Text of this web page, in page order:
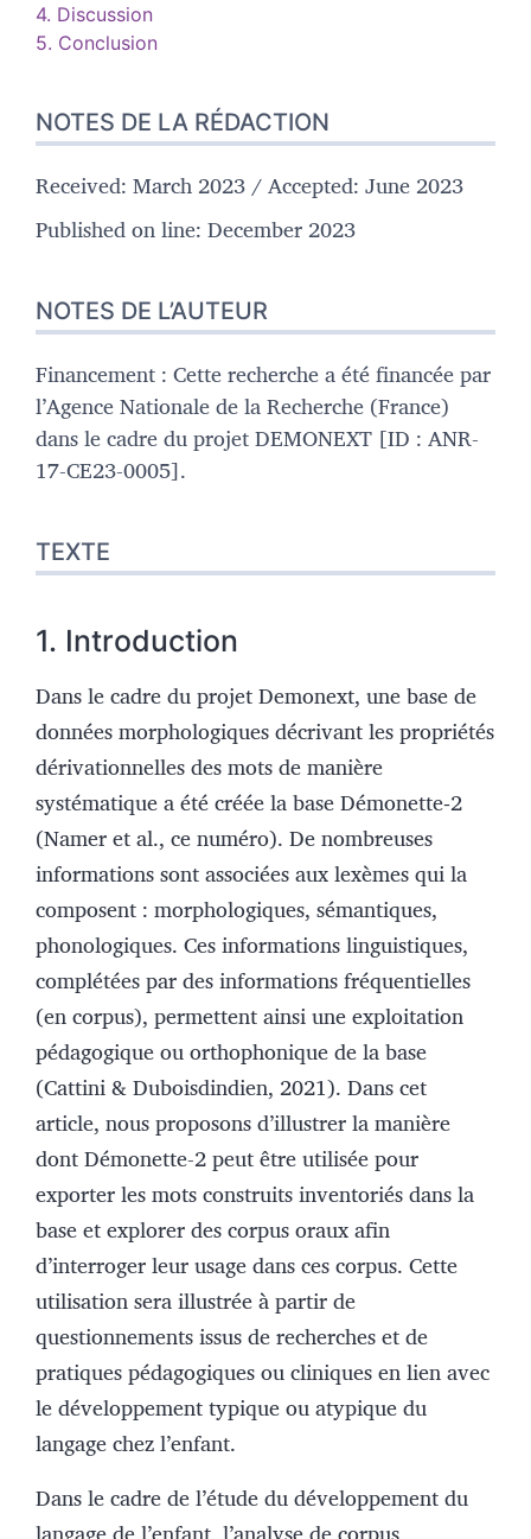
4. Discussion
5. Conclusion
NOTES DE LA RÉDACTION
Received: March 2023 / Accepted: June 2023
Published on line: December 2023
NOTES DE L’AUTEUR
Financement : Cette recherche a été financée par
l’Agence Nationale de la Recherche (France)
dans le cadre du projet DEMONEXT [ID : ANR-
17-CE23-0005].
TEXTE
1. Introduction
Dans le cadre du projet Demonext, une base de
données morphologiques décrivant les propriétés
dérivationnelles des mots de manière
systématique a été créée la base Démonette‑2
(Namer et al., ce numéro). De nombreuses
informations sont associées aux lexèmes qui la
composent : morphologiques, sémantiques,
phonologiques. Ces informations linguistiques,
complétées par des informations fréquentielles
(en corpus), permettent ainsi une exploitation
pédagogique ou orthophonique de la base
(Cattini & Duboisdindien, 2021). Dans cet
article, nous proposons d’illustrer la manière
dont Démonette-2 peut être utilisée pour
exporter les mots construits inventoriés dans la
base et explorer des corpus oraux afin
d’interroger leur usage dans ces corpus. Cette
utilisation sera illustrée à partir de
questionnements issus de recherches et de
pratiques pédagogiques ou cliniques en lien avec
le développement typique ou atypique du
langage chez l’enfant.
Dans le cadre de l’étude du développement du